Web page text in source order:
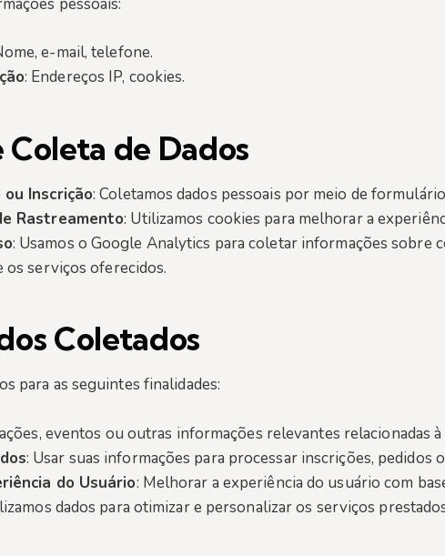
e-mail, telefone.
: Endereços IP, cookies.
de Dados
Inscrição: Coletamos dados pessoais por meio de
Rastreamento: Utilizamos cookies para melhorar a
: Usamos o Google Analytics para coletar informações sobre
serviços oferecidos.
Coletados
para as seguintes finalidades:
eventos ou outras informações relevantes relacionadas
: Usar suas informações para processar inscrições, pedidos
do Usuário: Melhorar a experiência do usuário com
dados para otimizar e personalizar os serviços